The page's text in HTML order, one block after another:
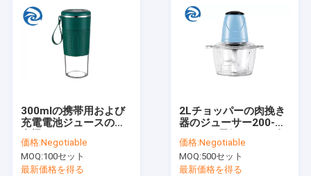
300mlの携帯用および
充電電池ジュースの混
価格:Negotiable
MOQ:100セット
最新価格を得る
2Lチョッパーの肉挽き
器のジューサー200-
機械プラスチック モー
ター台所単一の速度
価格:Negotiable
MOQ:500セット
最新価格を得る